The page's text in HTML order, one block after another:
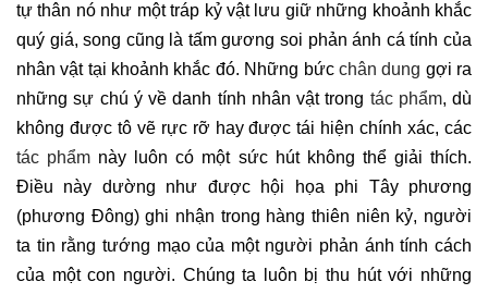
tự thân nó như một tráp kỷ vật lưu giữ những khoảnh khắc
quý giá, song cũng là tấm gương soi phản ánh cá tính của
nhân vật tại khoảnh khắc đó. Những bức chân dung gợi ra
những sự chú ý về danh tính nhân vật trong tác phẩm, dù
không được tô vẽ rực rỡ hay được tái hiện chính xác, các
tác phẩm này luôn có một sức hút không thể giải thích.
Điều này dường như được hội họa phi Tây phương
(phương Đông) ghi nhận trong hàng thiên niên kỷ, người
ta tin rằng tướng mạo của một người phản ánh tính cách
của một con người. Chúng ta luôn bị thu hút với những